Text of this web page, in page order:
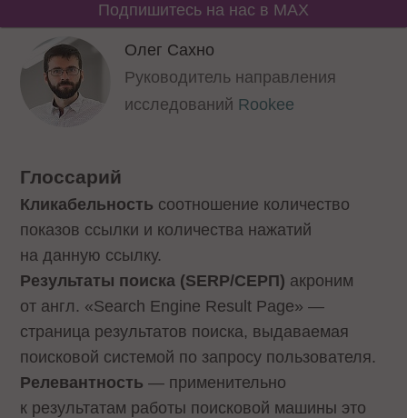
Подпишитесь на нас в MAX
Олег Сахно
Руководитель направления
исследований Rookee
Глоссарий
Кликабельность соотношение количество
показов ссылки и количества нажатий
на данную ссылку.
Результаты поиска (SERP/СЕРП) акроним
от англ. «Search Engine Result Page» —
страница результатов поиска, выдаваемая
поисковой системой по запросу пользователя.
Релевантность — применительно
к результатам работы поисковой машины это